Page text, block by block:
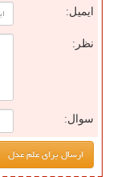
ایمیل:
نظر:
سوال: